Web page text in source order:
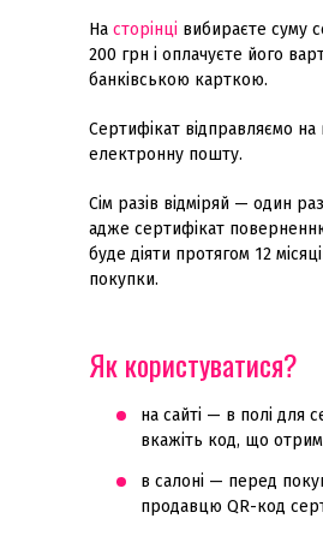
На сторінці вибираєте суму
200 грн і оплачуєте його
банківською карткою.
Сертифікат відправляємо
електронну пошту.
Сім разів відміряй — один
адже сертифікат поверненню
буде діяти протягом 12
покупки.
Як користуватися?
на сайті — в полі для
вкажіть код, що
в салоні — перед
продавцю QR-код